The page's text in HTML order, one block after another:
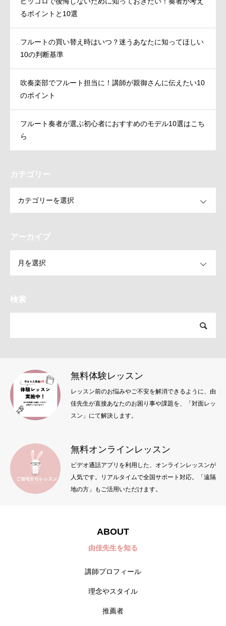
るポイントと10選
フルートの買い替え時はいつ？迷うあなたに知ってほしい
10の判断基準
吹奏楽部でフルート担当に！講師が親御さんに伝えたい10
のポイント
フルート奏者が選ぶ初心者におすすめのモデル10選はこち
ら
カテゴリー
アーカイブ
検索
無料体験レッスン
レッスン前のお悩みやご不安を解消できるように、由
佳先生が直接あなたのお困り事や課題を、「対面レッ
スン」にて解決します。
無料オンラインレッスン
ビデオ通話アプリを利用した、オンラインレッスンが
人気です。リアルタイムで全国サポート対応。「遠隔
地の方」もご活用いただけます。
ABOUT
由佳先生を知る
講師プロフィール
理念やスタイル
推薦者